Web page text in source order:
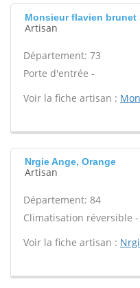
Monsieur flavien
Artisan
Département: 73
Porte d'entrée -
Voir la fiche artisan :
Nrgie Ange, Orange
Artisan
Département: 84
Climatisation réversible -
Voir la fiche artisan :